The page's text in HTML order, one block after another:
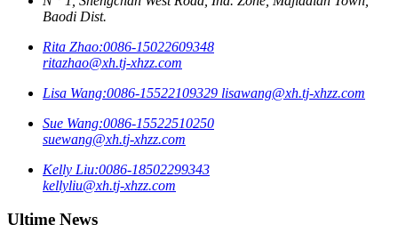
Baodi Dist.
Rita Zhao:0086-15022609348
ritazhao@xh.tj-xhzz.com
Lisa Wang:0086-15522109329 lisawang@xh.tj-xhzz.com
Sue Wang:0086-15522510250
suewang@xh.tj-xhzz.com
Kelly Liu:0086-18502299343
kellyliu@xh.tj-xhzz.com
Ultime News